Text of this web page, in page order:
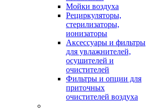
Мойки воздуха
Рециркуляторы,
стерилизаторы,
ионизаторы
Аксессуары и фильтры
для увлажнителей,
осушителей и
очистителей
Фильтры и опции для
приточных
очистителей воздуха